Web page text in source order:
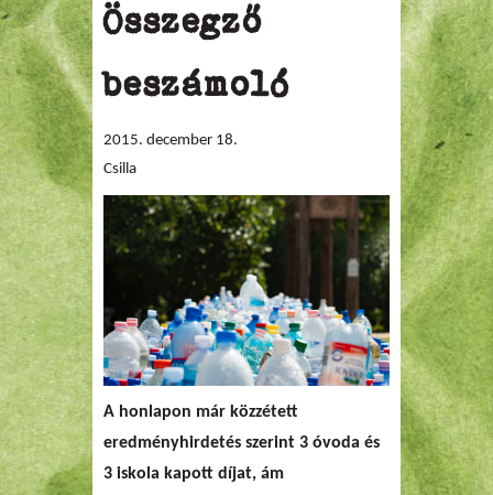
Összegző
beszámoló
2015. december 18.
Csilla
A honlapon már közzétett
eredményhirdetés szerint 3 óvoda és
3 iskola kapott díjat, ám